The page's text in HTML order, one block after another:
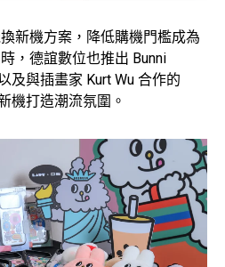
新機方案，降低購機門檻成為
，德誼數位也推出 Bunni
及與插畫家 Kurt Wu 合作的
機打造潮流氛圍。